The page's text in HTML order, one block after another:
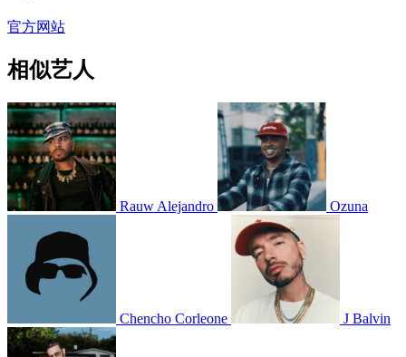
官方网站
相似艺人
Rauw Alejandro Ozuna
Chencho Corleone J Balvin